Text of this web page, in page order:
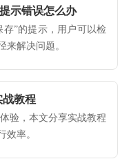
示错误怎么办
存”的提示，用户可以检
来解决问题。
战教程
验，本文分享实战教程
效率。